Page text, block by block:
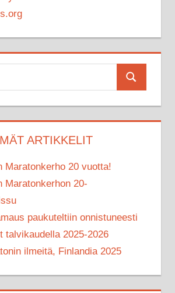
Search
ARTIKKELIT
Maratonkerho 20 vuotta!
Maratonkerhon 20-
paukuteltiin onnistuneesti
talvikaudella 2025-2026
ilmeitä, Finlandia 2025